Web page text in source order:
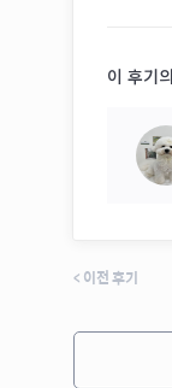
이 후기
< 이전 후기